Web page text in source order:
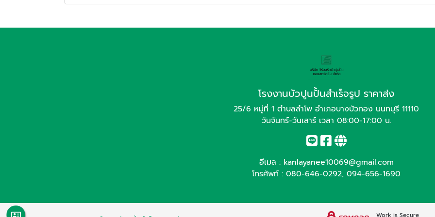
โรงงานบัวปูนปั้นสำเร็จรูป ราคาส่ง
25/6 หมู่ที่ 1 ตำบลลำโพ อำเภอบางบัวทอง นนทบุรี 11110
วันจันทร์-วันเสาร์ เวลา 08:00-17:00 น.
อีเมล : kanlayanee10069@gmail.com
โทรศัพท์ : 080-646-0292, 094-656-1690
Work is Secure